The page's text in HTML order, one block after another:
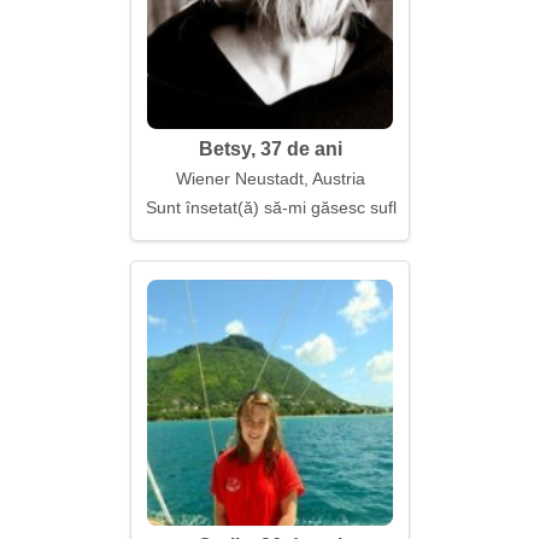
Betsy, 37 de ani
Wiener Neustadt, Austria
Sunt însetat(ă) să-mi găsesc sufletul pereche